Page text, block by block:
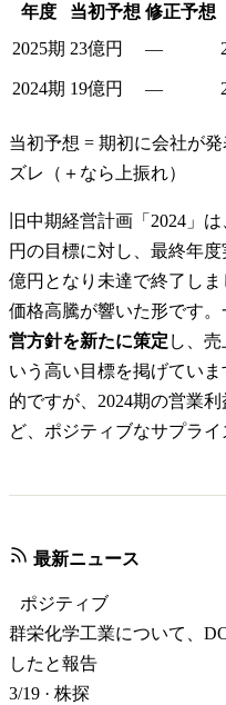
年度
当初予想 修正予想
2025期 23億円 —
2024期 19億円 —
当初予想 = 期初に会社が
ズレ（＋なら上振れ）
旧中期経営計画「2024」
円の目標に対し、最終年
億円となり未達で終了し
価格高騰が響いた形です。
営方針を新たに策定 し、
いう高い目標を掲げてい
的ですが、2024期の営業
ど、ポジティブなサプライ
最新ニュース
ポジティブ
群栄化学工業について、
したと報告
3/19 · 株探